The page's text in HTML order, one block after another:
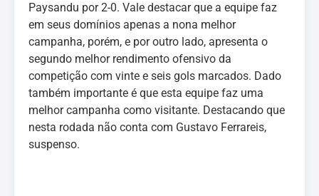
Paysandu por 2-0. Vale destacar que a equipe faz
em seus domínios apenas a nona melhor
campanha, porém, e por outro lado, apresenta o
segundo melhor rendimento ofensivo da
competição com vinte e seis gols marcados. Dado
também importante é que esta equipe faz uma
melhor campanha como visitante. Destacando que
nesta rodada não conta com Gustavo Ferrareis,
suspenso.